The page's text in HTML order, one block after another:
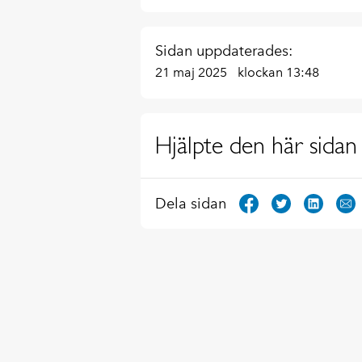
Sidan uppdaterades:
21 maj 2025 klockan 13:48
Hjälpte den här sidan
Dela sidan